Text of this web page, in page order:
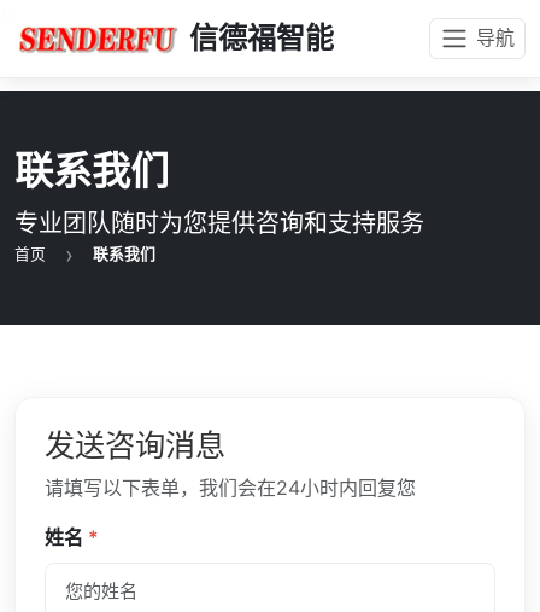
信德福智能 导航
联系我们
专业团队随时为您提供咨询和支持服务
首页 联系我们
发送咨询消息
请填写以下表单，我们会在24小时内回复您
姓名 *